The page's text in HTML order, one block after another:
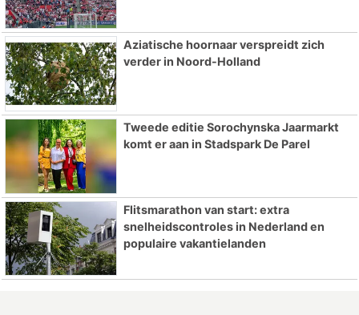
Aziatische hoornaar verspreidt zich
verder in Noord-Holland
Tweede editie Sorochynska Jaarmarkt
komt er aan in Stadspark De Parel
Flitsmarathon van start: extra
snelheidscontroles in Nederland en
populaire vakantielanden